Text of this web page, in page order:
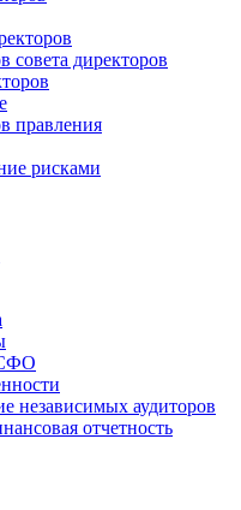
совета директоров
правления
рисками
независимых аудиторов
отчетность